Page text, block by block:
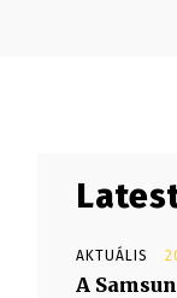
AKTUÁLIS
A